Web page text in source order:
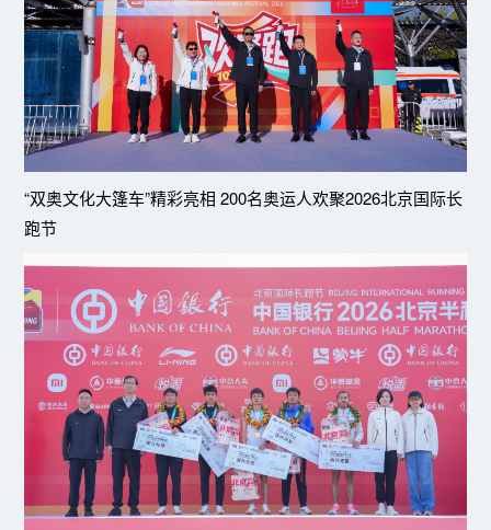
“双奥文化大篷车”精彩亮相 200名奥运人欢聚2026北京国际长
跑节